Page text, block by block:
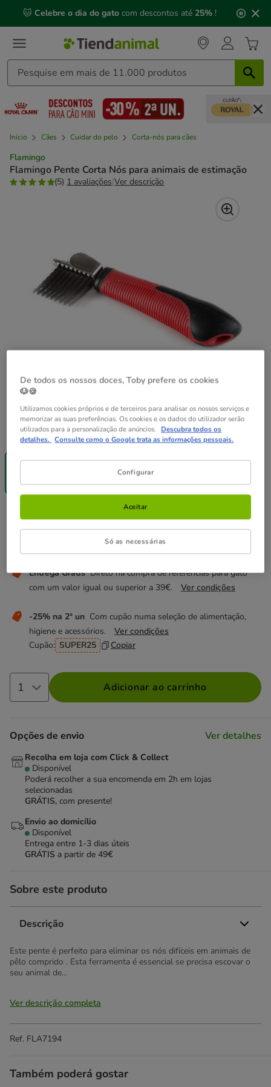
mensagem,
🐱 Celebre o dia do gato com descontos até 25% !
Início Cães Cuidar do pelo Corta-nós para cães
Flamingo
Flamingo Pente Corta Nós para animais de estimação
(5) 1 avaliações|Ver descrição
Tamanho:Única Guia de tamanhos
Grátis
13.39€
Não perca estas promoções!
Entrega Grátis Direto na compra de referências para gato
com um valor igual ou superior a 39€.
Ver condições
-25% na 2ª un Com cupão numa seleção de alimentação,
higiene e acessórios.
Ver condições
Cupão: SUPER25 Copiar
Preço 13.39€
13.39€
Adicionar ao carrinho
Opções de envio Ver detalhes
Recolha em loja com Click & Collect
Disponível
Poderá recolher a sua encomenda em 2h em lojas
selecionadas
GRÁTIS, com presente!
Envio ao domicílio
Disponível
Entrega entre 1-3 dias úteis
GRÁTIS a partir de 49€
Sobre este produto
Descrição
Este pente é perfeito para eliminar os nós difíceis em animais de
pêlo comprido . Esta ferramenta é essencial se precisa escovar o
seu animal de...
Ver descrição completa
Ref. FLA7194
Também poderá gostar
De todos os nossos doces, Toby prefere os cookies
🐶🍪
Utilizamos cookies próprios e de terceiros para analisar os nossos serviços e
memorizar as suas preferências. Os cookies e os dados do utilizador serão
utilizados para a personalização de anúncios. Descubra todos os
detalhes. Consulte como o Google trata as informações pessoais.
Configurar
Só as necessárias
Aceitar